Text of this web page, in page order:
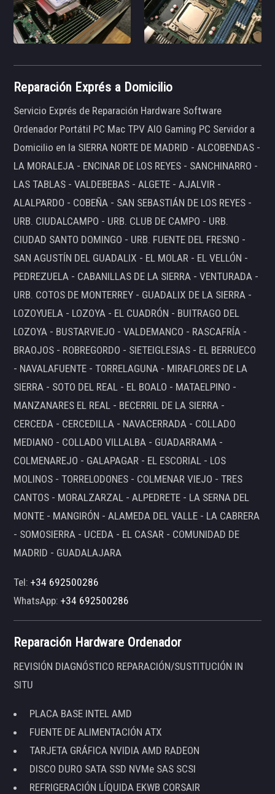
Reparación Exprés a Domicilio
Servicio Exprés de Reparación Hardware Software
Ordenador Portátil PC Mac TPV AIO Gaming PC Servidor a
Domicilio en la SIERRA NORTE DE MADRID - ALCOBENDAS -
LA MORALEJA - ENCINAR DE LOS REYES - SANCHINARRO -
LAS TABLAS - VALDEBEBAS - ALGETE - AJALVIR -
ALALPARDO - COBEÑA - SAN SEBASTIÁN DE LOS REYES -
URB. CIUDALCAMPO - URB. CLUB DE CAMPO - URB.
CIUDAD SANTO DOMINGO - URB. FUENTE DEL FRESNO -
SAN AGUSTÍN DEL GUADALIX - EL MOLAR - EL VELLÓN -
PEDREZUELA - CABANILLAS DE LA SIERRA - VENTURADA -
URB. COTOS DE MONTERREY - GUADALIX DE LA SIERRA -
LOZOYUELA - LOZOYA - EL CUADRÓN - BUITRAGO DEL
LOZOYA - BUSTARVIEJO - VALDEMANCO - RASCAFRÍA -
BRAOJOS - ROBREGORDO - SIETEIGLESIAS - EL BERRUECO
- NAVALAFUENTE - TORRELAGUNA - MIRAFLORES DE LA
SIERRA - SOTO DEL REAL - EL BOALO - MATAELPINO -
MANZANARES EL REAL - BECERRIL DE LA SIERRA -
CERCEDA - CERCEDILLA - NAVACERRADA - COLLADO
MEDIANO - COLLADO VILLALBA - GUADARRAMA -
COLMENAREJO - GALAPAGAR - EL ESCORIAL - LOS
MOLINOS - TORRELODONES - COLMENAR VIEJO - TRES
CANTOS - MORALZARZAL - ALPEDRETE - LA SERNA DEL
MONTE - MANGIRÓN - ALAMEDA DEL VALLE - LA CABRERA
- SOMOSIERRA - UCEDA - EL CASAR - COMUNIDAD DE
MADRID - GUADALAJARA
Tel:+34 692500286
WhatsApp:+34 692500286
Reparación Hardware Ordenador
REVISIÓN DIAGNÓSTICO REPARACIÓN/SUSTITUCIÓN IN
SITU
PLACA BASE INTEL AMD
FUENTE DE ALIMENTACIÓN ATX
TARJETA GRÁFICA NVIDIA AMD RADEON
DISCO DURO SATA SSD NVMe SAS SCSI
REFRIGERACIÓN LÍQUIDA EKWB CORSAIR